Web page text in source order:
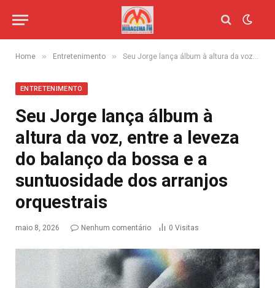
Home » Entretenimento » Seu Jorge lança álbum à altura da voz, entre a leveza do balanço da bossa e a suntuosidade dos arranjos orquestrais
ENTRETENIMENTO
Seu Jorge lança álbum à
altura da voz, entre a leveza
do balanço da bossa e a
suntuosidade dos arranjos
orquestrais
maio 8, 2026 Nenhum comentário 0 Visitas